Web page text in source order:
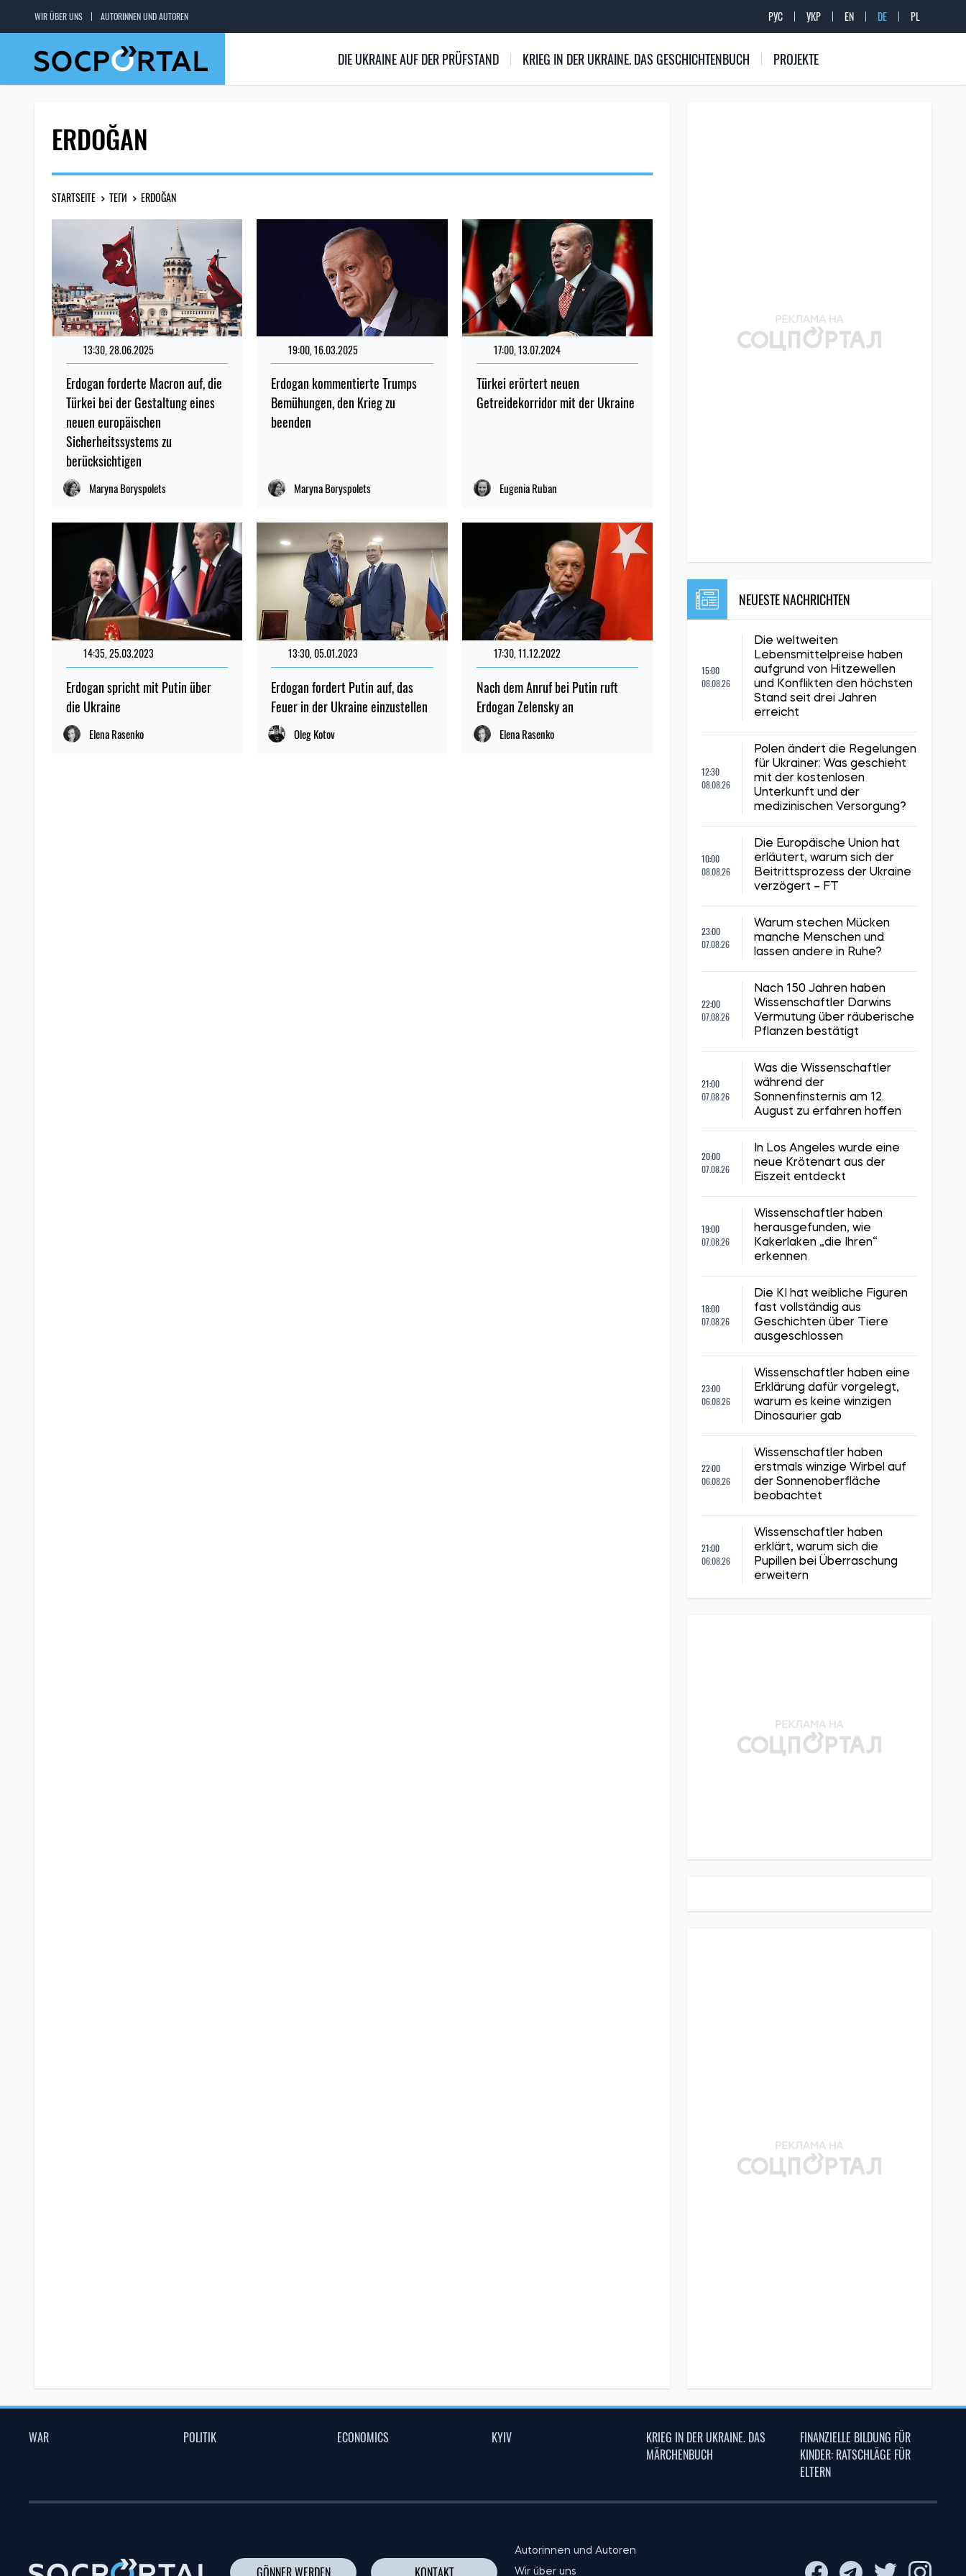
WIR ÜBER UNS AUTORINNEN UND AUTOREN РУС УКР EN DE PL
DIE UKRAINE AUF DER PRÜFSTAND KRIEG IN DER UKRAINE. DAS GESCHICHTENBUCH PROJEKTE
ERDOĞAN
STARTSEITE ТЕГИ ERDOĞAN
13:30, 28.06.2025
Erdogan forderte Macron auf, die
Türkei bei der Gestaltung eines
neuen europäischen
Sicherheitssystems zu
berücksichtigen
Maryna Boryspolets
19:00, 16.03.2025
Erdogan kommentierte Trumps
Bemühungen, den Krieg zu
beenden
Maryna Boryspolets
17:00, 13.07.2024
Türkei erörtert neuen
Getreidekorridor mit der Ukraine
Eugenia Ruban
14:35, 25.03.2023
Erdogan spricht mit Putin über
die Ukraine
Elena Rasenko
13:30, 05.01.2023
Erdogan fordert Putin auf, das
Feuer in der Ukraine einzustellen
Oleg Kotov
17:30, 11.12.2022
Nach dem Anruf bei Putin ruft
Erdogan Zelensky an
Elena Rasenko
NEUESTE NACHRICHTEN
15:00
08.08.26
Die weltweiten
Lebensmittelpreise haben
aufgrund von Hitzewellen
und Konflikten den höchsten
Stand seit drei Jahren
erreicht
12:30
08.08.26
Polen ändert die Regelungen
für Ukrainer: Was geschieht
mit der kostenlosen
Unterkunft und der
medizinischen Versorgung?
10:00
08.08.26
Die Europäische Union hat
erläutert, warum sich der
Beitrittsprozess der Ukraine
verzögert – FT
23:00
07.08.26
Warum stechen Mücken
manche Menschen und
lassen andere in Ruhe?
22:00
07.08.26
Nach 150 Jahren haben
Wissenschaftler Darwins
Vermutung über räuberische
Pflanzen bestätigt
21:00
07.08.26
Was die Wissenschaftler
während der
Sonnenfinsternis am 12.
August zu erfahren hoffen
20:00
07.08.26
In Los Angeles wurde eine
neue Krötenart aus der
Eiszeit entdeckt
19:00
07.08.26
Wissenschaftler haben
herausgefunden, wie
Kakerlaken „die Ihren“
erkennen
18:00
07.08.26
Die KI hat weibliche Figuren
fast vollständig aus
Geschichten über Tiere
ausgeschlossen
23:00
06.08.26
Wissenschaftler haben eine
Erklärung dafür vorgelegt,
warum es keine winzigen
Dinosaurier gab
22:00
06.08.26
Wissenschaftler haben
erstmals winzige Wirbel auf
der Sonnenoberfläche
beobachtet
21:00
06.08.26
Wissenschaftler haben
erklärt, warum sich die
Pupillen bei Überraschung
erweitern
WAR POLITIK ECONOMICS KYIV
KRIEG IN DER UKRAINE. DAS
MÄRCHENBUCH
FINANZIELLE BILDUNG FÜR
KINDER: RATSCHLÄGE FÜR
ELTERN
GÖNNER WERDEN KONTAKT
Autorinnen und Autoren
Wir über uns